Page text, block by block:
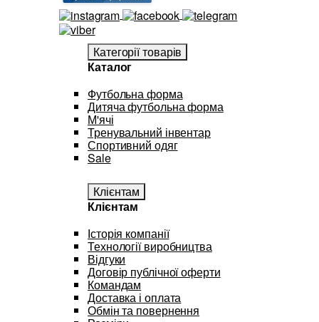
Категорії товарів
Каталог
Футбольна форма
Дитяча футбольна форма
М'ячі
Тренувальний інвентар
Спортивний одяг
Sale
Клієнтам
Клієнтам
Історія компанії
Технології виробництва
Відгуки
Договір публічної оферти
Командам
Доставка і оплата
Обмін та повернення